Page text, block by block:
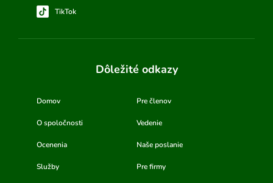
TikTok
Dôležité odkazy
Domov Pre členov
O spoločnosti Vedenie
Ocenenia Naše poslanie
Služby Pre firmy